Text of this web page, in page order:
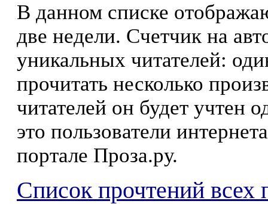
В данном списке
две недели. Счетчик на
уникальных читателей:
прочитать несколько
читателей он будет учтен
это пользователи
портале Проза.ру.
Список прочтений всех